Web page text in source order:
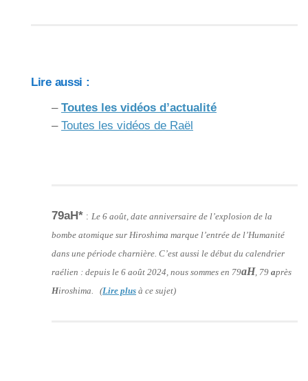
Lire aussi :
– Toutes les vidéos d’actualité
– Toutes les vidéos de Raël
79aH* : Le 6 août, date anniversaire de l’explosion de la
bombe atomique sur Hiroshima marque l’entrée de l’Humanité
dans une période charnière. C’est aussi le début du calendrier
raélien : depuis le 6 août 2024, nous sommes en 79aH, 79 après
Hiroshima. (Lire plus à ce sujet)